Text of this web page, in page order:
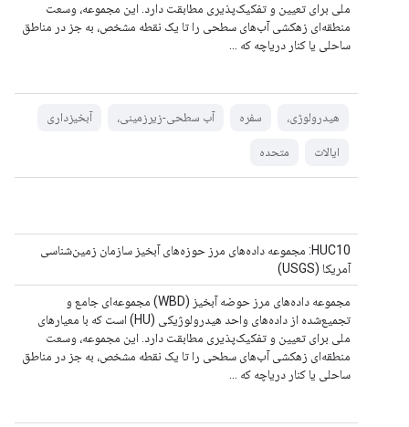
ملی برای تعیین و تفکیک‌پذیری مطابقت دارد. این مجموعه، وسعت
منطقه‌ای زهکشی آب‌های سطحی را تا یک نقطه مشخص، به جز در مناطق
ساحلی یا کنار دریاچه که ...
هیدرولوژی، سفره آب سطحی-زیرزمینی، آبخیزداری
ایالات متحده
HUC10: مجموعه داده‌های مرز حوزه‌های آبخیز سازمان زمین‌شناسی
آمریکا (USGS)
مجموعه داده‌های مرز حوضه آبخیز (WBD) مجموعه‌ای جامع و
تجمیع‌شده از داده‌های واحد هیدرولوژیکی (HU) است که با معیارهای
ملی برای تعیین و تفکیک‌پذیری مطابقت دارد. این مجموعه، وسعت
منطقه‌ای زهکشی آب‌های سطحی را تا یک نقطه مشخص، به جز در مناطق
ساحلی یا کنار دریاچه که ...